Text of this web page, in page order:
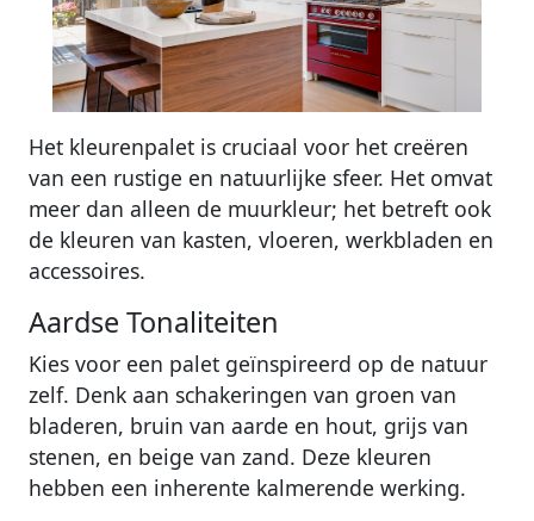
Het kleurenpalet is cruciaal voor het creëren
van een rustige en natuurlijke sfeer. Het omvat
meer dan alleen de muurkleur; het betreft ook
de kleuren van kasten, vloeren, werkbladen en
accessoires.
Aardse Tonaliteiten
Kies voor een palet geïnspireerd op de natuur
zelf. Denk aan schakeringen van groen van
bladeren, bruin van aarde en hout, grijs van
stenen, en beige van zand. Deze kleuren
hebben een inherente kalmerende werking.